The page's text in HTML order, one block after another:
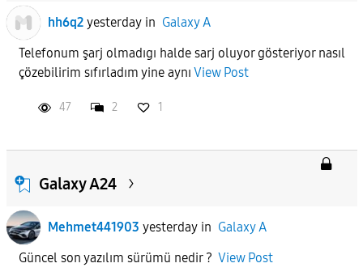
hh6q2 yesterdayin Galaxy A
Telefonum şarj olmadıgı halde sarj oluyor gösteriyor nasıl
çözebilirim sıfırladım yine aynı View Post
47 2 1
Galaxy A24
Mehmet441903 yesterdayin Galaxy A
Güncel son yazılım sürümü nedir ? View Post